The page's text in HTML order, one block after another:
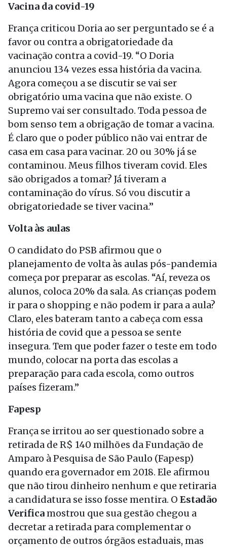
Vacina da covid-19
França criticou Doria ao ser perguntado se é a
favor ou contra a obrigatoriedade da
vacinação contra a covid-19. “O Doria
anunciou 134 vezes essa história da vacina.
Agora começou a se discutir se vai ser
obrigatório uma vacina que não existe. O
Supremo vai ser consultado. Toda pessoa de
bom senso tem a obrigação de tomar a vacina.
É claro que o poder público não vai entrar de
casa em casa para vacinar. 20 ou 30% já se
contaminou. Meus filhos tiveram covid. Eles
são obrigados a tomar? Já tiveram a
contaminação do vírus. Só vou discutir a
obrigatoriedade se tiver vacina.”
Volta às aulas
O candidato do PSB afirmou que o
planejamento de volta às aulas pós-pandemia
começa por preparar as escolas. “Aí, reveza os
alunos, coloca 20% da sala. As crianças podem
ir para o shopping e não podem ir para a aula?
Claro, eles bateram tanto a cabeça com essa
história de covid que a pessoa se sente
insegura. Tem que poder fazer o teste em todo
mundo, colocar na porta das escolas a
preparação para cada escola, como outros
países fizeram.”
Fapesp
França se irritou ao ser questionado sobre a
retirada de R$ 140 milhões da Fundação de
Amparo à Pesquisa de São Paulo (Fapesp)
quando era governador em 2018. Ele afirmou
que não tirou dinheiro nenhum e que retiraria
a candidatura se isso fosse mentira. O Estadão
Verificamostrou que sua gestão chegou a
decretar a retirada para complementar o
orçamento de outros órgãos estaduais, mas